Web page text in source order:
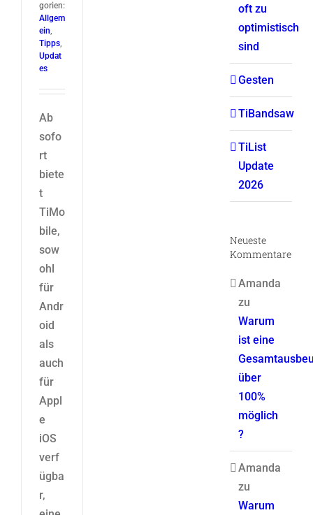
gorien:
Allgem
ein,
Tipps,
Updat
es
Ab
sofo
rt
biete
t
TiMo
bile,
sow
ohl
für
Andr
oid
als
auch
für
Appl
e
iOS
verf
ügba
r,
oft zu
optimistisch
sind
Gesten
TiBandsaw
TiList
Update
2026
Neueste
Kommentare
Amanda
zu
Warum
ist eine
über
100%
möglich
?
Amanda
zu
Warum